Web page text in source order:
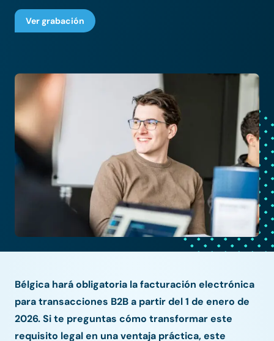
Ver grabación
Bélgica hará obligatoria la facturación electrónica
para transacciones B2B a partir del 1 de enero de
2026. Si te preguntas cómo transformar este
requisito legal en una ventaja práctica, este